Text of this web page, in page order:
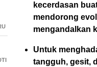
kecerdasan
mendorong
mengandalkan
Untuk
tangguh, gesit,